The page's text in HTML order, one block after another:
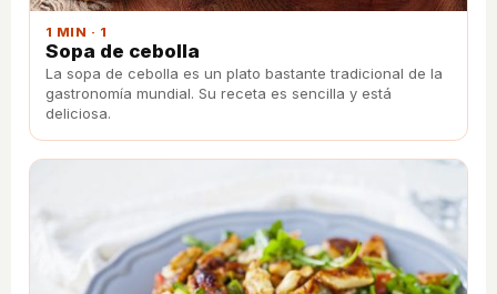
1 MIN · 1
Sopa de cebolla
La sopa de cebolla es un plato bastante tradicional de la
gastronomía mundial. Su receta es sencilla y está
deliciosa.